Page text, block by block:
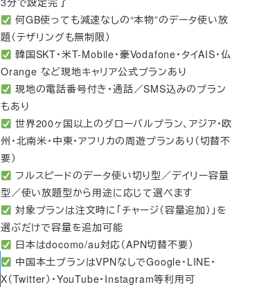
何GB使っても減速なしの“本物”のデータ使い放
題（テザリングも無制限）
韓国SKT・米T-Mobile・豪Vodafone・タイAIS・仏
Orange など現地キャリア公式プランあり
現地の電話番号付き・通話／SMS込みのプラン
もあり
世界200ヶ国以上のグローバルプラン、アジア・欧
州・北南米・中東・アフリカの周遊プランあり（切替不
要）
フルスピードのデータ使い切り型／デイリー容量
型／使い放題型から用途に応じて選べます
対象プランは注文時に「チャージ（容量追加）」を
選ぶだけで容量を追加可能
日本はdocomo/au対応（APN切替不要）
中国本土プランはVPNなしでGoogle・LINE・
X（Twitter）・YouTube・Instagram等利用可